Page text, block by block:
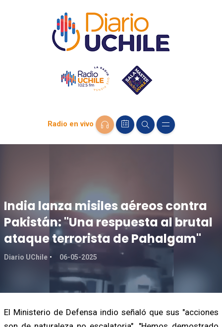
Radio en vivo
India lanza misiles aéreos contra
Pakistán: "Una respuesta al brutal
ataque terrorista de Pahalgam"
Diario UChile 06-05-2025
El Ministerio de Defensa indio señaló que sus "acciones